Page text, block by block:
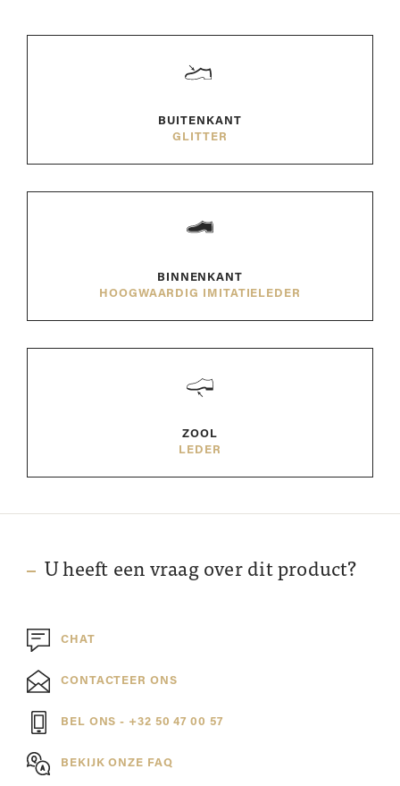
BUITENKANT
GLITTER
BINNENKANT
HOOGWAARDIG IMITATIELEDER
ZOOL
LEDER
U heeft een vraag over dit product?
CHAT
CONTACTEER ONS
BEL ONS - +32 50 47 00 57
BEKIJK ONZE FAQ